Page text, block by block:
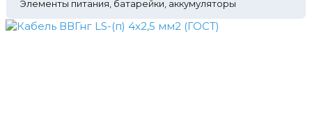
Элементы питания, батарейки, аккумуляторы